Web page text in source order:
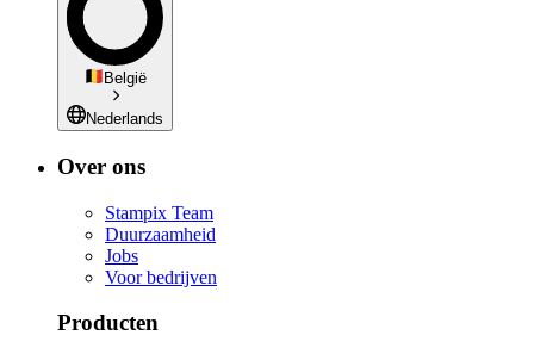
België
Nederlands
Over ons
Stampix Team
Duurzaamheid
Jobs
Voor bedrijven
Producten